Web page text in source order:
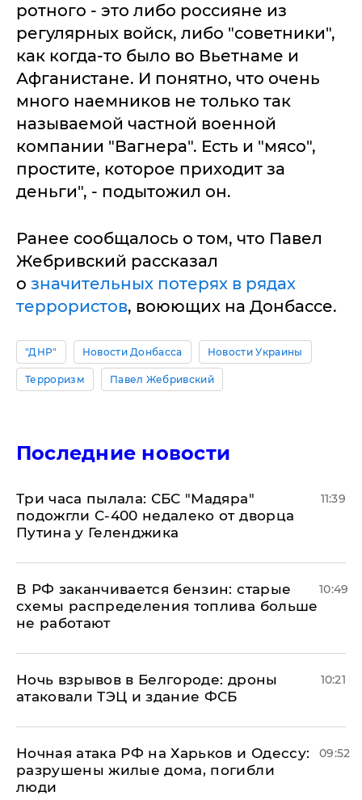
ротного - это либо россияне из
регулярных войск, либо "советники",
как когда-то было во Вьетнаме и
Афганистане. И понятно, что очень
много наемников не только так
называемой частной военной
компании "Вагнера". Есть и "мясо",
простите, которое приходит за
деньги", - подытожил он.
Ранее сообщалось о том, что Павел
Жебривский рассказал
о значительных потерях в рядах
террористов, воюющих на Донбассе.
"ДНР" Новости Донбасса Новости Украины
Терроризм Павел Жебривский
Последние новости
Три часа пылала: СБС "Мадяра"
подожгли С-400 недалеко от дворца
Путина у Геленджика
11:39
​В РФ заканчивается бензин: старые
схемы распределения топлива больше
не работают
10:49
​Ночь взрывов в Белгороде: дроны
атаковали ТЭЦ и здание ФСБ
10:21
​Ночная атака РФ на Харьков и Одессу:
разрушены жилые дома, погибли
люди
09:52